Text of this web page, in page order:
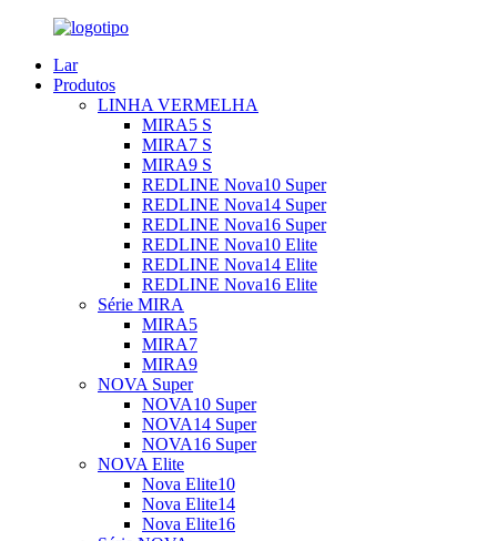
Lar
Produtos
LINHA VERMELHA
MIRA5 S
MIRA7 S
MIRA9 S
REDLINE Nova10 Super
REDLINE Nova14 Super
REDLINE Nova16 Super
REDLINE Nova10 Elite
REDLINE Nova14 Elite
REDLINE Nova16 Elite
Série MIRA
MIRA5
MIRA7
MIRA9
NOVA Super
NOVA10 Super
NOVA14 Super
NOVA16 Super
NOVA Elite
Nova Elite10
Nova Elite14
Nova Elite16